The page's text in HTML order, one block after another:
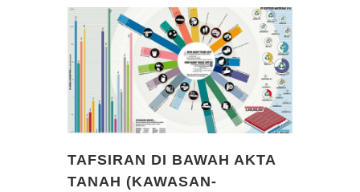
TAFSIRAN DI BAWAH AKTA
TANAH (KAWASAN-